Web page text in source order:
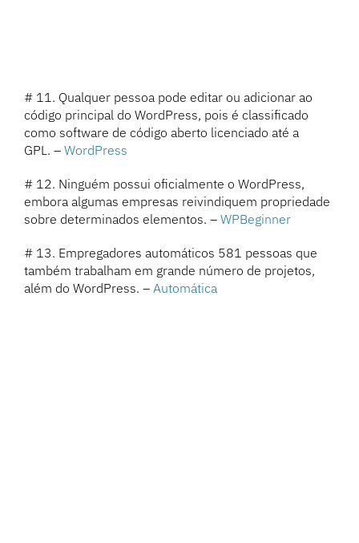
# 11. Qualquer pessoa pode editar ou adicionar ao
código principal do WordPress, pois é classificado
como software de código aberto licenciado até a
GPL. – WordPress
# 12. Ninguém possui oficialmente o WordPress,
embora algumas empresas reivindiquem propriedade
sobre determinados elementos. – WPBeginner
# 13. Empregadores automáticos 581 pessoas que
também trabalham em grande número de projetos,
além do WordPress. – Automática